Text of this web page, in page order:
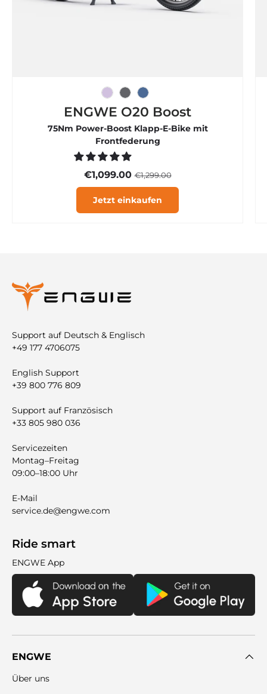
ENGWE O20 Boost
75Nm Power-Boost Klapp-E-Bike mit
Frontfederung
€1,099.00€1,299.00
Jetzt einkaufen
Support auf Deutsch & Englisch
+49 177 4706075
English Support
+39 800 776 809
Support auf Französisch
+33 805 980 036
Servicezeiten
Montag–Freitag
09:00–18:00 Uhr
E-Mail
service.de@engwe.com
Ride smart
ENGWE App
ENGWE
Über uns